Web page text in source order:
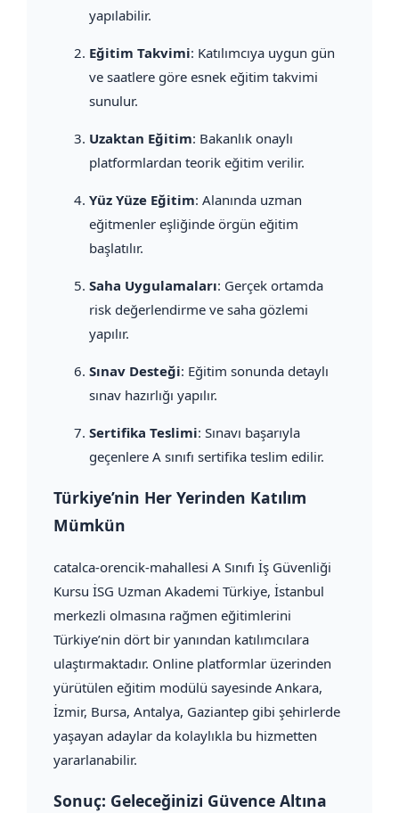
yapılabilir.
Eğitim Takvimi: Katılımcıya uygun gün
ve saatlere göre esnek eğitim takvimi
sunulur.
Uzaktan Eğitim: Bakanlık onaylı
platformlardan teorik eğitim verilir.
Yüz Yüze Eğitim: Alanında uzman
eğitmenler eşliğinde örgün eğitim
başlatılır.
Saha Uygulamaları: Gerçek ortamda
risk değerlendirme ve saha gözlemi
yapılır.
Sınav Desteği: Eğitim sonunda detaylı
sınav hazırlığı yapılır.
Sertifika Teslimi: Sınavı başarıyla
geçenlere A sınıfı sertifika teslim edilir.
Türkiye’nin Her Yerinden Katılım
Mümkün
catalca-orencik-mahallesi A Sınıfı İş Güvenliği
Kursu İSG Uzman Akademi Türkiye, İstanbul
merkezli olmasına rağmen eğitimlerini
Türkiye’nin dört bir yanından katılımcılara
ulaştırmaktadır. Online platformlar üzerinden
yürütülen eğitim modülü sayesinde Ankara,
İzmir, Bursa, Antalya, Gaziantep gibi şehirlerde
yaşayan adaylar da kolaylıkla bu hizmetten
yararlanabilir.
Sonuç: Geleceğinizi Güvence Altına